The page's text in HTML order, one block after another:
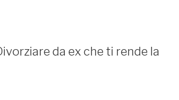
da ex che ti rende la